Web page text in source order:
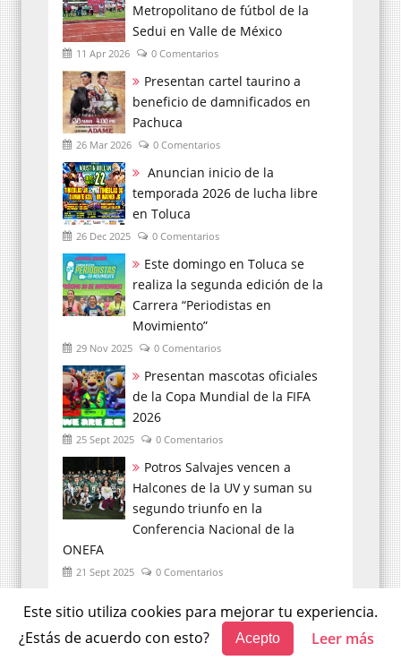
Este sitio utiliza cookies para mejorar tu experiencia.
¿Estás de acuerdo con esto?
Acepto Leer más
Metropolitano de fútbol de la
Sedui en Valle de México
11 Apr 2026 0 Comentarios
Presentan cartel taurino a
beneficio de damnificados en
Pachuca
26 Mar 2026 0 Comentarios
Anuncian inicio de la
temporada 2026 de lucha libre
en Toluca
26 Dec 2025 0 Comentarios
Este domingo en Toluca se
realiza la segunda edición de la
Carrera “Periodistas en
Movimiento”
29 Nov 2025 0 Comentarios
Presentan mascotas oficiales
de la Copa Mundial de la FIFA
2026
25 Sept 2025 0 Comentarios
Potros Salvajes vencen a
Halcones de la UV y suman su
segundo triunfo en la
Conferencia Nacional de la
ONEFA
21 Sept 2025 0 Comentarios
CIENCIA